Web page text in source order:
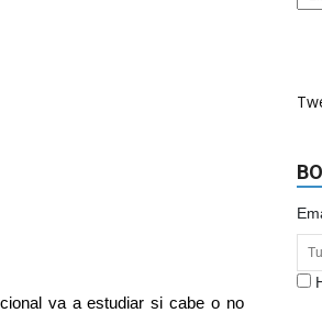
va a estudiar si cabe o no